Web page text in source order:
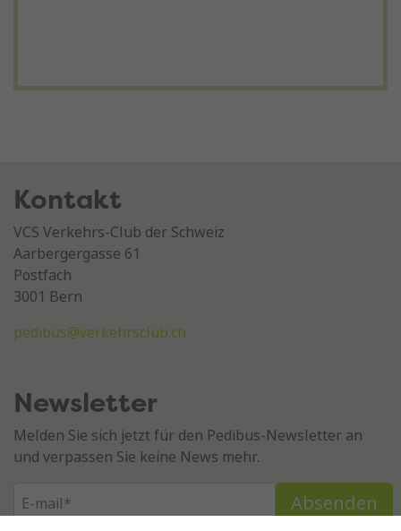
Kontakt
VCS Verkehrs-Club der Schweiz
Aarbergergasse 61
Postfach
3001 Bern
pedibus@verkehrsclub.ch
Newsletter
Melden Sie sich jetzt für den Pedibus-Newsletter an
und verpassen Sie keine News mehr.